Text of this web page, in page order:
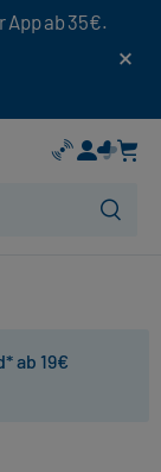
App ab 35€.
ab 19€